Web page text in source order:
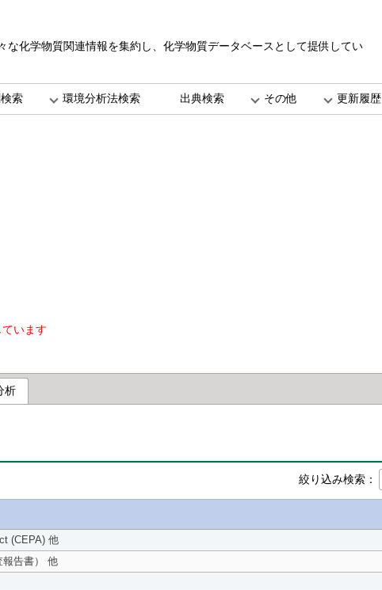
な化学物質関連情報を集約し、化学物質データベースとして提供してい
索 環境分析法検索 出典検索 その他 更新履歴
います
析
絞り込み検索：
(CEPA) 他
報告書） 他